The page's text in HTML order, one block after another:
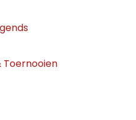
Toernooien